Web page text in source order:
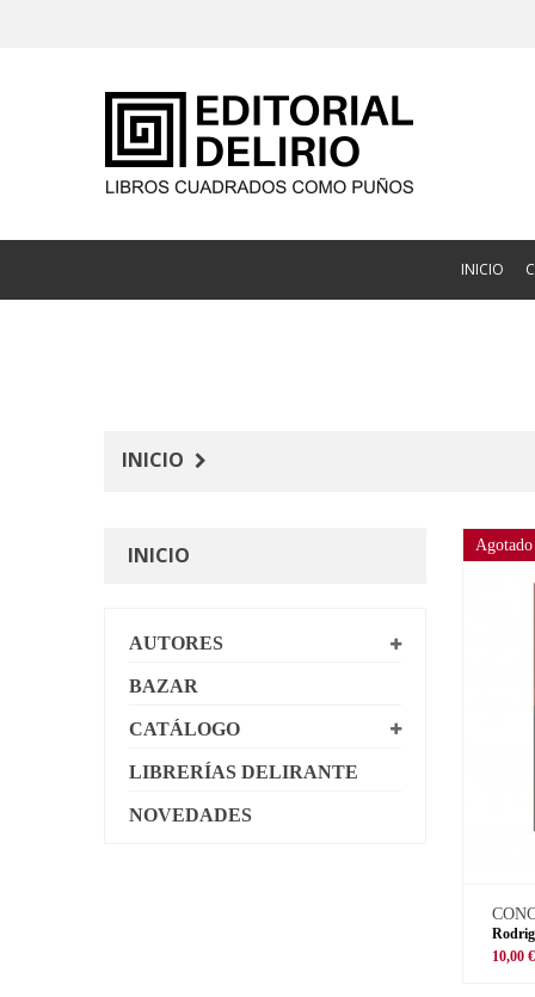
INICIO
INICIO
INICIO
AUTORES
BAZAR
CATÁLOGO
LIBRERÍAS DELIRANTE
NOVEDADES
Agotado
10,00 €